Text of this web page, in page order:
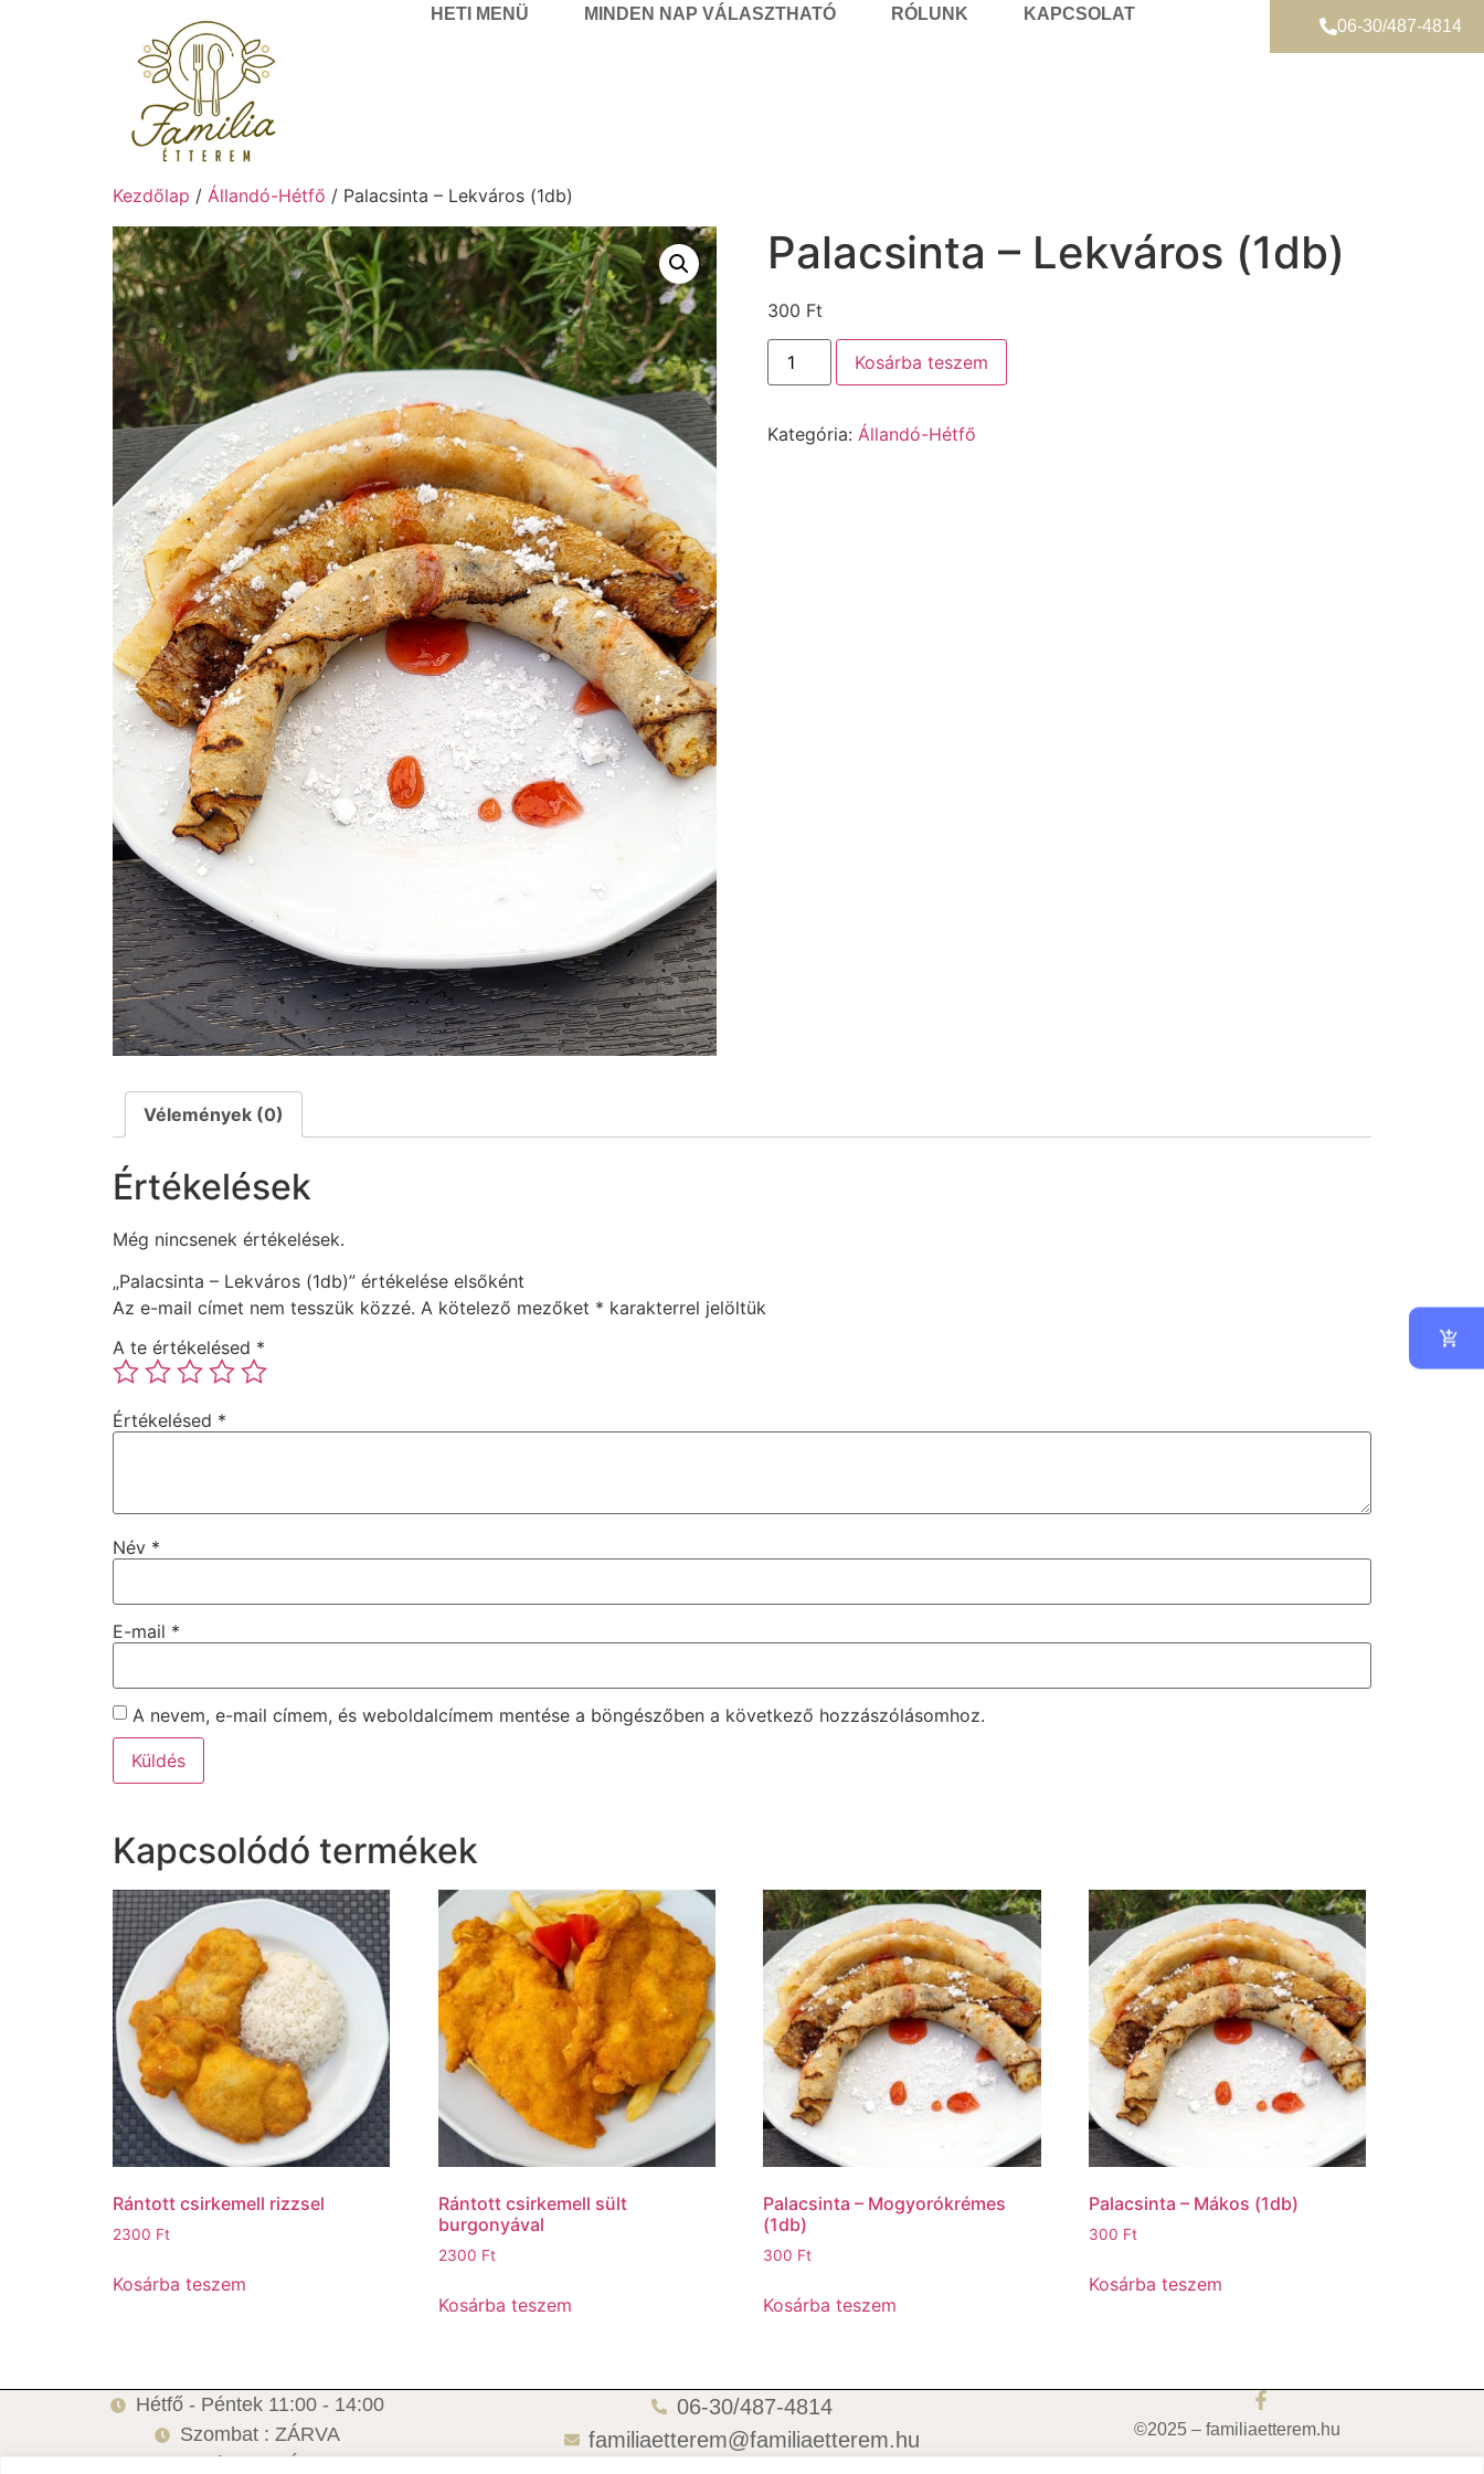
HETI MENÜ MINDEN NAP VÁLASZTHATÓ RÓLUNK KAPCSOLAT
06-30/487-4814
Kezdőlap / Állandó-Hétfő / Palacsinta – Lekváros (1db)
Palacsinta – Lekváros (1db)
300 Ft
Kosárba teszem
Kategória: Állandó-Hétfő
Vélemények (0)
Értékelések
Még nincsenek értékelések.
„Palacsinta – Lekváros (1db)” értékelése elsőként
Az e-mail címet nem tesszük közzé. A kötelező mezőket * karakterrel jelöltük
A te értékelésed *
Értékelésed *
Név *
E-mail *
A nevem, e-mail címem, és weboldalcímem mentése a böngészőben a következő hozzászólásomhoz.
Kapcsolódó termékek
Rántott csirkemell rizzsel
2300 Ft
Kosárba teszem
Rántott csirkemell sült
burgonyával
2300 Ft
Kosárba teszem
Palacsinta – Mogyorókrémes
(1db)
300 Ft
Kosárba teszem
Palacsinta – Mákos (1db)
300 Ft
Kosárba teszem
Hétfő - Péntek 11:00 - 14:00
Szombat : ZÁRVA
06-30/487-4814
familiaetterem@familiaetterem.hu
©2025 – familiaetterem.hu